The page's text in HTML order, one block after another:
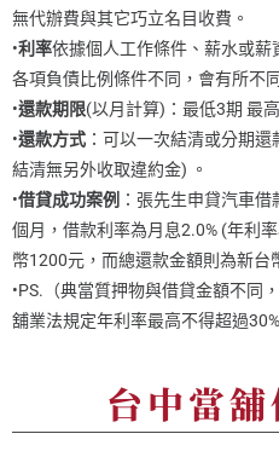
無代辦費與其它巧立名目收費。
•利率依據個人工作條件、薪水或
各項負債比例條件不同，會有所不
•還款期限(以月計算)：最低3期 最
•還款方式 ：可以一次結清或分期
結清無另外收取違約金) 。
•借貸成功案例 ：張先生申貸汽車
個月，借款利率為月息2.0% (年利
幣1200元，而總還款金額則為新台
•PS.（典當質押物與借貸金額不同
舖業法規定年利率最高不得超過30%
台中當